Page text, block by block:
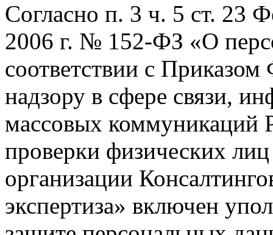
Согласно п. 3 ч. 5 ст. 23
2006 г. № 152-ФЗ «О
соответствии с
надзору в сфере связи,
массовых коммуникаций
проверки физических
организации
экспертиза» включен